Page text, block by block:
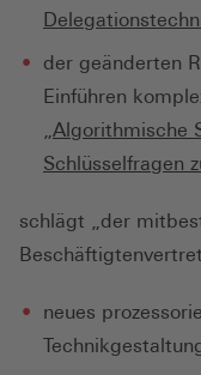
der geänderten
Einführen
„Algorithmische
Schlüsselfragen
schlägt „der
neues